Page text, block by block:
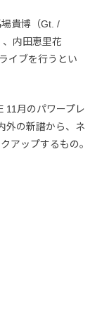
貴博（Gt. /
内田恵里花
イブを行うとい
11月のパワープレ
外の新譜から、ネ
アップするもの。